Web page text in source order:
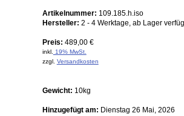
Artikelnummer: 109.185.h.iso
Hersteller: 2 - 4 Werktage, ab Lager
Preis: 489,00 €
inkl.
19% MwSt.
zzgl. Versandkosten
Gewicht: 10kg
Hinzugefügt am: Dienstag 26 Mai, 2026